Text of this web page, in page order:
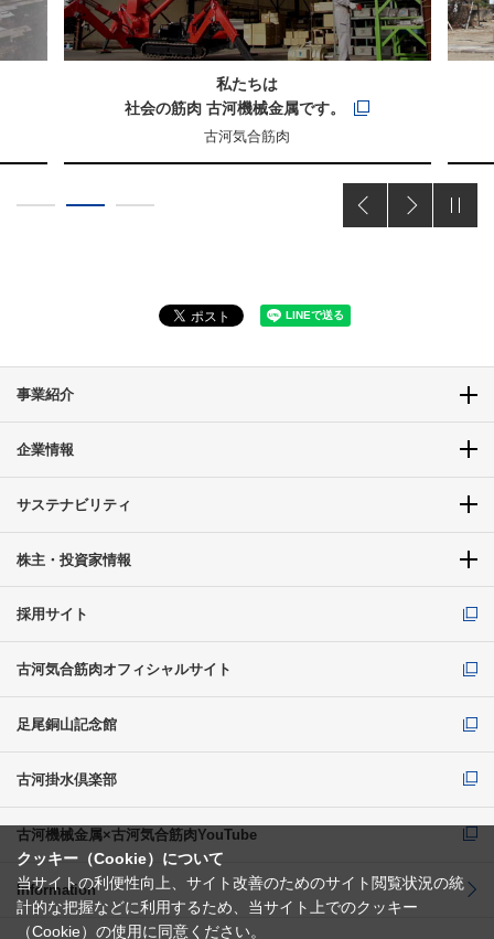
私たちは
社会の筋肉 古河機械金属です。
古河気合筋肉
Previous
事業紹介
企業情報
サステナビリティ
株主・投資家情報
採用サイト
古河気合筋肉オフィシャルサイト
足尾銅山記念館
古河掛水倶楽部
古河機械金属×古河気合筋肉YouTube
Information
クッキー（Cookie）について
当サイトの利便性向上、サイト改善のためのサイト閲覧状況の統
計的な把握などに利用するため、当サイト上でのクッキー
（Cookie）の使用に同意ください。